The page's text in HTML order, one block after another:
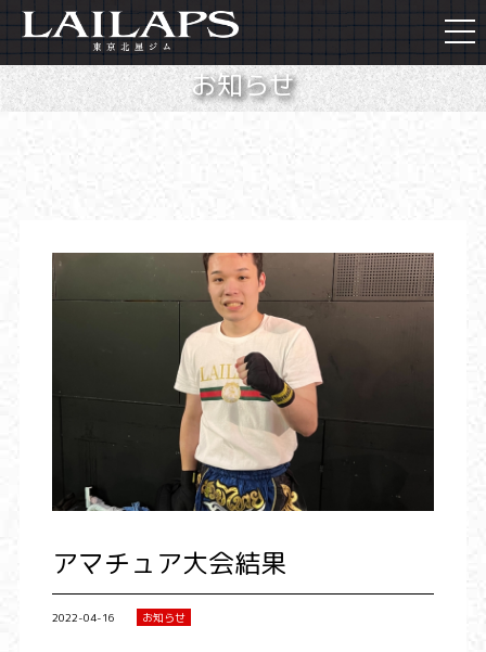
お知らせ
アマチュア大会結果
2022-04-16 お知らせ